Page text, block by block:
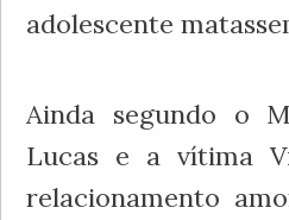
adolescente
Ainda segundo o
Lucas e a vítima
relacionamento